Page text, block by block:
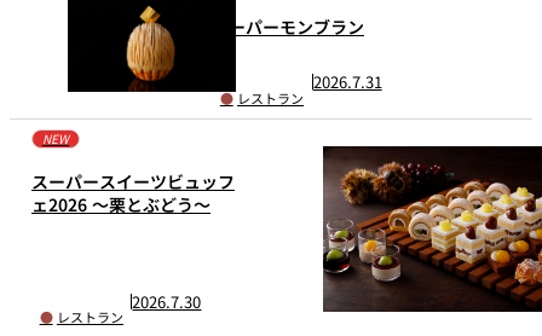
レストラン
スーパーモンブラン
2026.7.31
NEW
レストラン
スーパースイーツビュッフ
ェ2026 ～栗とぶどう～
2026.7.30